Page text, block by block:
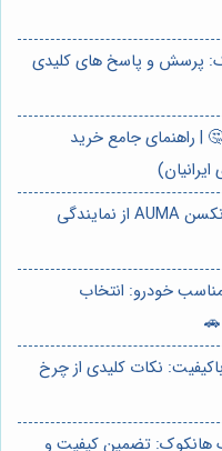
پرسش و پاسخ های کلیدی
| راهنمای جامع خرید
⭐️ راهنمای جامع خرید لاستیک نکسن AUMA از نمایندگی
خودرو: انتخاب
نکات کلیدی از چرخ
هانکوک: تضمین کیفیت و